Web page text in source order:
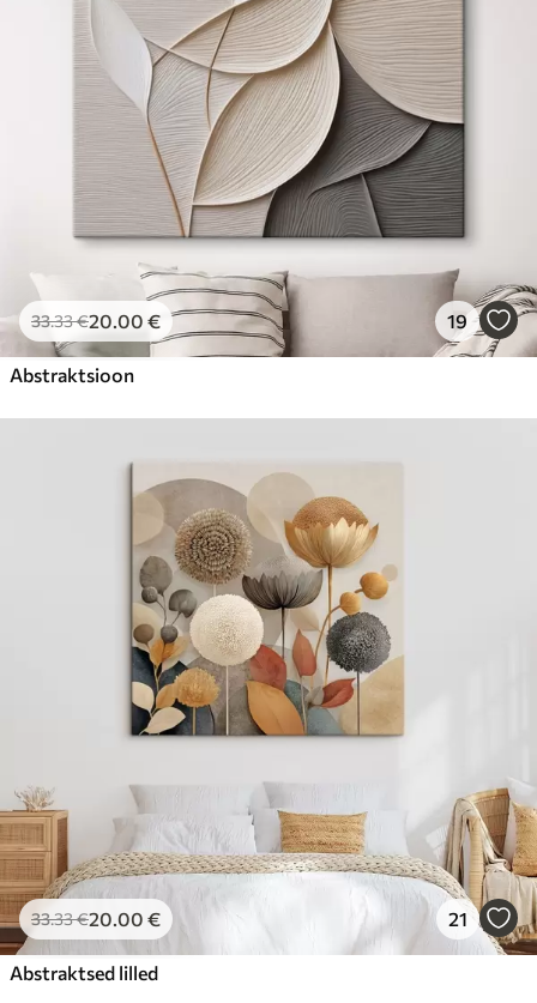
33.33€20.00 € 19
Abstraktsioon
33.33€20.00 € 21
Abstraktsed lilled